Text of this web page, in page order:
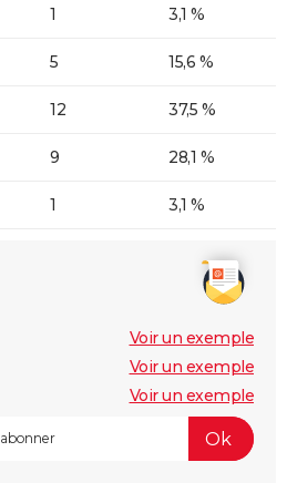
1 3,1 %
5 15,6 %
12 37,5 %
9 28,1 %
1 3,1 %
Voir un exemple
Voir un exemple
Voir un exemple